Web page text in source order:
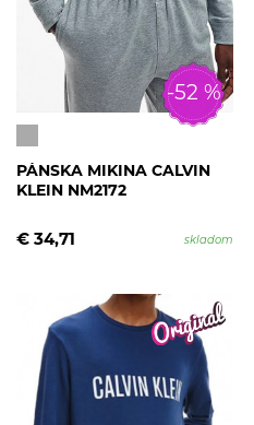
-52 %
PÁNSKA MIKINA CALVIN
KLEIN NM2172
€ 34,71 skladom